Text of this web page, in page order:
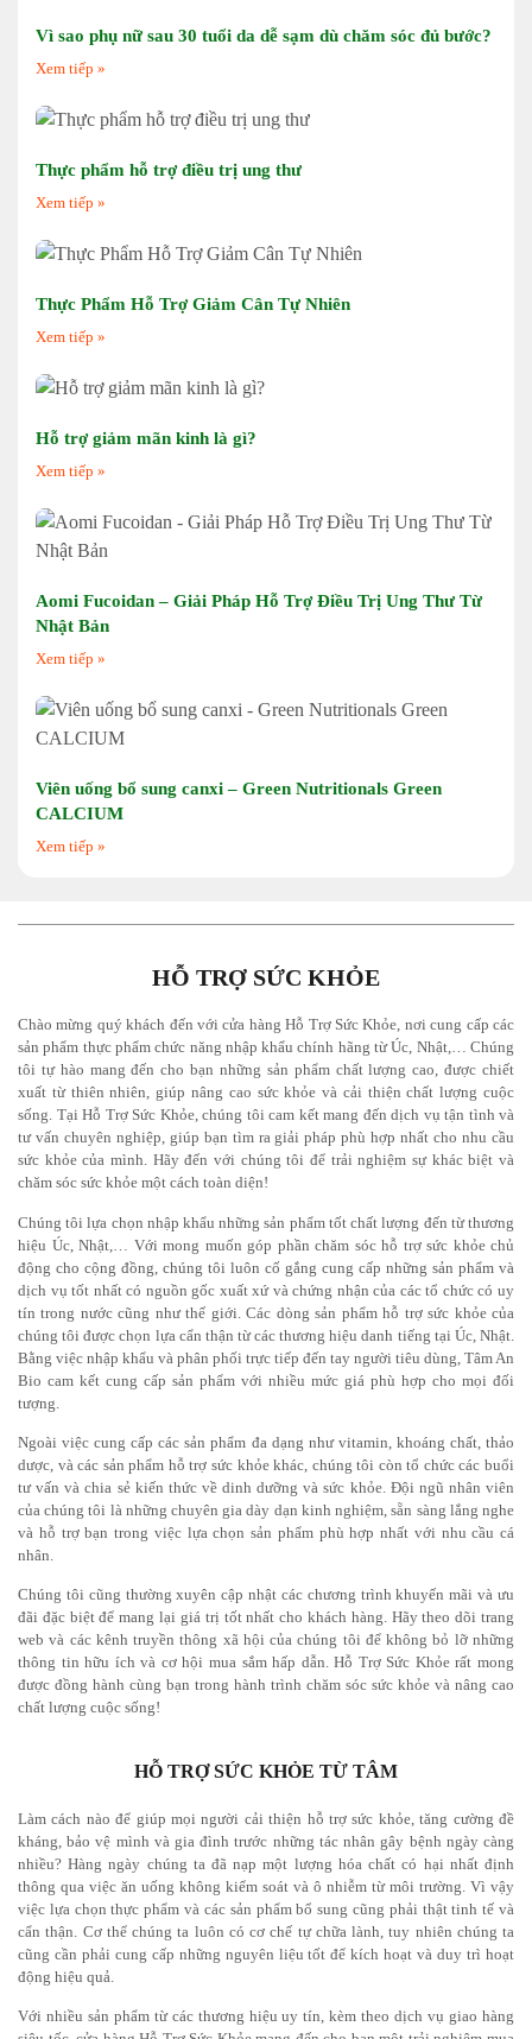
Vì sao phụ nữ sau 30 tuổi da dễ sạm dù chăm sóc đủ bước?
Xem tiếp »
Thực phẩm hỗ trợ điều trị ung thư
Xem tiếp »
Thực Phẩm Hỗ Trợ Giảm Cân Tự Nhiên
Xem tiếp »
Hỗ trợ giảm mãn kinh là gì?
Xem tiếp »
Aomi Fucoidan – Giải Pháp Hỗ Trợ Điều Trị Ung Thư Từ
Nhật Bản
Xem tiếp »
Viên uống bổ sung canxi – Green Nutritionals Green
CALCIUM
Xem tiếp »
HỖ TRỢ SỨC KHỎE
Chào mừng quý khách đến với cửa hàng Hỗ Trợ Sức Khỏe, nơi cung cấp các
sản phẩm thực phẩm chức năng nhập khẩu chính hãng từ Úc, Nhật,… Chúng
tôi tự hào mang đến cho bạn những sản phẩm chất lượng cao, được chiết
xuất từ thiên nhiên, giúp nâng cao sức khỏe và cải thiện chất lượng cuộc
sống. Tại Hỗ Trợ Sức Khỏe, chúng tôi cam kết mang đến dịch vụ tận tình và
tư vấn chuyên nghiệp, giúp bạn tìm ra giải pháp phù hợp nhất cho nhu cầu
sức khỏe của mình. Hãy đến với chúng tôi để trải nghiệm sự khác biệt và
chăm sóc sức khỏe một cách toàn diện!
Chúng tôi lựa chọn nhập khẩu những sản phẩm tốt chất lượng đến từ thương
hiệu Úc, Nhật ,… Với mong muốn góp phần chăm sóc hỗ trợ sức khỏe chủ
động cho cộng đồng, chúng tôi luôn cố gắng cung cấp những sản phẩm và
dịch vụ tốt nhất có nguồn gốc xuất xứ và chứng nhận của các tổ chức có uy
tín trong nước cũng như thế giới. Các dòng sản phẩm hỗ trợ sức khỏe của
chúng tôi được chọn lựa cẩn thận từ các thương hiệu danh tiếng tại Úc, Nhật.
Bằng việc nhập khẩu và phân phối trực tiếp đến tay người tiêu dùng, Tâm An
Bio cam kết cung cấp sản phẩm với nhiều mức giá phù hợp cho mọi đối
tượng.
Ngoài việc cung cấp các sản phẩm đa dạng như vitamin, khoáng chất, thảo
dược, và các sản phẩm hỗ trợ sức khỏe khác, chúng tôi còn tổ chức các buổi
tư vấn và chia sẻ kiến thức về dinh dưỡng và sức khỏe. Đội ngũ nhân viên
của chúng tôi là những chuyên gia dày dạn kinh nghiệm, sẵn sàng lắng nghe
và hỗ trợ bạn trong việc lựa chọn sản phẩm phù hợp nhất với nhu cầu cá
nhân.
Chúng tôi cũng thường xuyên cập nhật các chương trình khuyến mãi và ưu
đãi đặc biệt để mang lại giá trị tốt nhất cho khách hàng. Hãy theo dõi trang
web và các kênh truyền thông xã hội của chúng tôi để không bỏ lỡ những
thông tin hữu ích và cơ hội mua sắm hấp dẫn. Hỗ Trợ Sức Khỏe rất mong
được đồng hành cùng bạn trong hành trình chăm sóc sức khỏe và nâng cao
chất lượng cuộc sống!
HỖ TRỢ SỨC KHỎE TỪ TÂM
Làm cách nào để giúp mọi người cải thiện hỗ trợ sức khỏe, tăng cường đề
kháng, bảo vệ mình và gia đình trước những tác nhân gây bệnh ngày càng
nhiều? Hàng ngày chúng ta đã nạp một lượng hóa chất có hại nhất định
thông qua việc ăn uống không kiểm soát và ô nhiễm từ môi trường. Vì vậy
việc lựa chọn thực phẩm và các sản phẩm bổ sung cũng phải thật tinh tế và
cẩn thận. Cơ thể chúng ta luôn có cơ chế tự chữa lành, tuy nhiên chúng ta
cũng cần phải cung cấp những nguyên liệu tốt để kích hoạt và duy trì hoạt
động hiệu quả.
Với nhiều sản phẩm từ các thương hiệu uy tín, kèm theo dịch vụ giao hàng